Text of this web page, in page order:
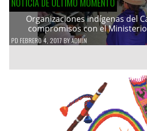
NOTICIA DE ÚLTIMO MOMENTO
Organizaciones indígenas del
compromisos con el
PD FEBRERO 4, 2017 BYADMIN